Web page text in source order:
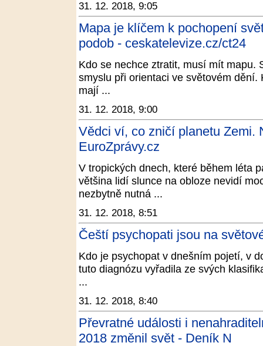
31. 12. 2018, 9:05
Mapa je klíčem k pochopení
podob - ceskatelevize.cz/ct24
Kdo se nechce ztratit, musí mít mapu.
smyslu při orientaci ve světovém
mají ...
31. 12. 2018, 9:00
Vědci ví, co zničí planetu Zemi.
EuroZprávy.cz
V tropických dnech, které během léta
většina lidí slunce na obloze nevidí
nezbytně nutná ...
31. 12. 2018, 8:51
Čeští psychopati jsou na
Kdo je psychopat v dnešním pojetí, v
tuto diagnózu vyřadila ze svých
...
31. 12. 2018, 8:40
Převratné události i
2018 změnil svět - Deník N